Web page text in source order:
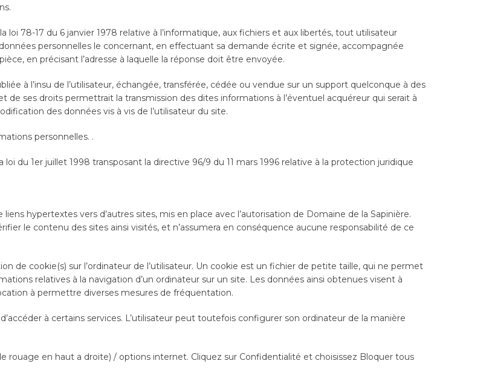
78-17 du 6 janvier 1978 relative à l’informatique, aux fichiers et aux libertés, tout utilisateur
personnelles le concernant, en effectuant sa demande écrite et signée, accompagnée
en précisant l’adresse à laquelle la réponse doit être envoyée.
à l’insu de l’utilisateur, échangée, transférée, cédée ou vendue sur un support quelconque à des
de ses droits permettrait la transmission des dites informations à l’éventuel acquéreur qui serait à
des données vis à vis de l’utilisateur du site.
personnelles. .
du 1er juillet 1998 transposant la directive 96/9 du 11 mars 1996 relative à la protection juridique
hypertextes vers d’autres sites, mis en place avec l’autorisation de Domaine de la Sapinière.
le contenu des sites ainsi visités, et n’assumera en conséquence aucune responsabilité de ce
de cookie(s) sur l’ordinateur de l’utilisateur. Un cookie est un fichier de petite taille, qui ne permet
relatives à la navigation d’un ordinateur sur un site. Les données ainsi obtenues visent à
à permettre diverses mesures de fréquentation.
à certains services. L’utilisateur peut toutefois configurer son ordinateur de la manière
en haut a droite) / options internet. Cliquez sur Confidentialité et choisissez Bloquer tous